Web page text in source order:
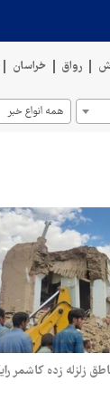
رواق خراسان
همه انواع خبر
زلزله زده کاشمر